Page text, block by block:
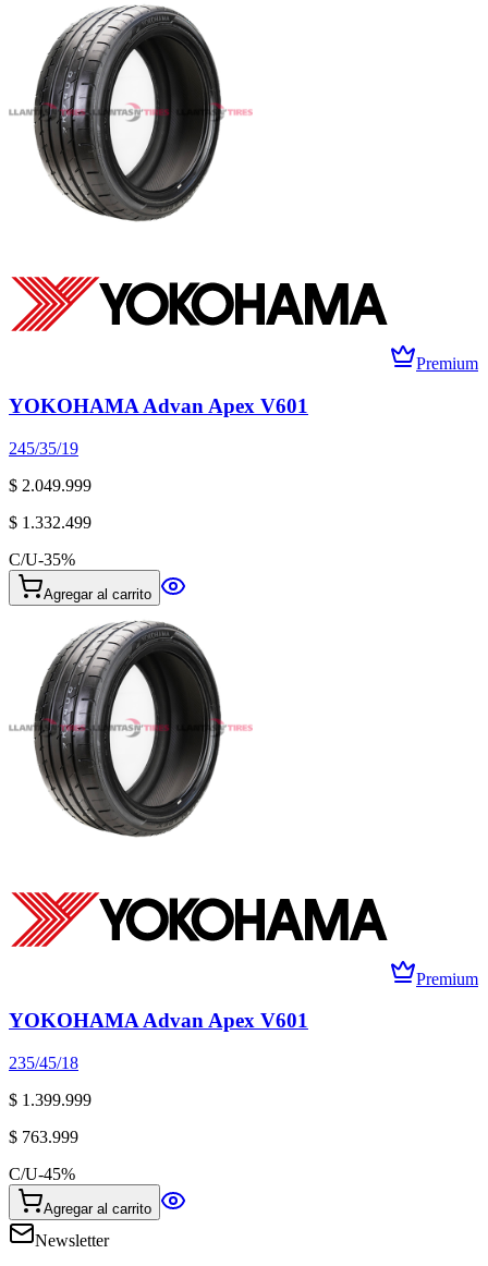
Premium
YOKOHAMA Advan Apex V601
245/35/19
$ 2.049.999
$ 1.332.499
C/U-35%
Agregar al carrito
Premium
YOKOHAMA Advan Apex V601
235/45/18
$ 1.399.999
$ 763.999
C/U-45%
Agregar al carrito
Newsletter